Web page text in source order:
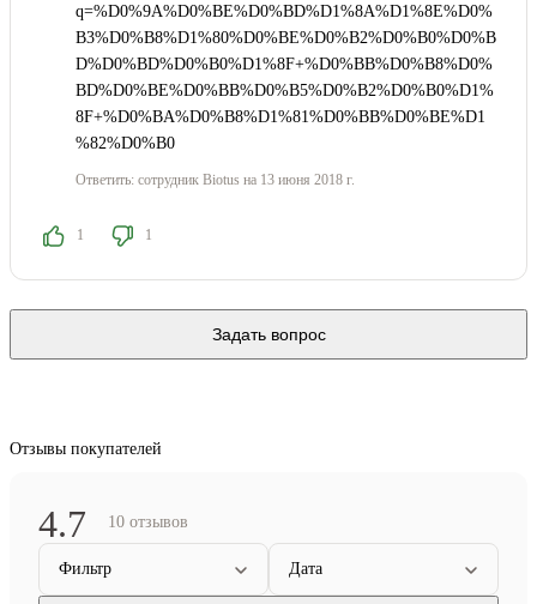
q=%D0%9A%D0%BE%D0%BD%D1%8A%D1%8E%D0%
B3%D0%B8%D1%80%D0%BE%D0%B2%D0%B0%D0%B
D%D0%BD%D0%B0%D1%8F+%D0%BB%D0%B8%D0%
BD%D0%BE%D0%BB%D0%B5%D0%B2%D0%B0%D1%
8F+%D0%BA%D0%B8%D1%81%D0%BB%D0%BE%D1
%82%D0%B0
Ответить: сотрудник Biotus на 13 июня 2018 г.
1 1
Задать вопрос
Отзывы покупателей
4.7 10 отзывов
Фильтр Дата